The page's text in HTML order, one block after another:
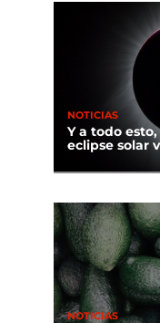
NOTICIAS
Y a todo
eclipse solar
NOTICIAS